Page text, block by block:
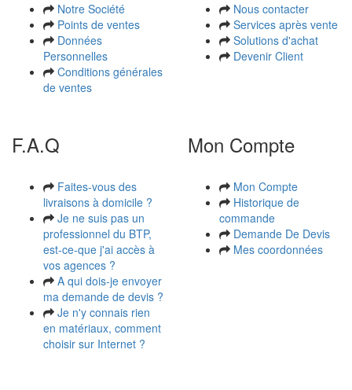
Notre Société
Points de ventes
Données
Personnelles
Conditions générales
de ventes
Nous contacter
Services après vente
Solutions d'achat
Devenir Client
F.A.Q
Faites-vous des
livraisons à domicile ?
Je ne suis pas un
professionnel du BTP,
est-ce-que j'ai accès à
vos agences ?
A qui dois-je envoyer
ma demande de devis ?
Je n'y connais rien
en matériaux, comment
choisir sur Internet ?
Mon Compte
Mon Compte
Historique de
commande
Demande De Devis
Mes coordonnées